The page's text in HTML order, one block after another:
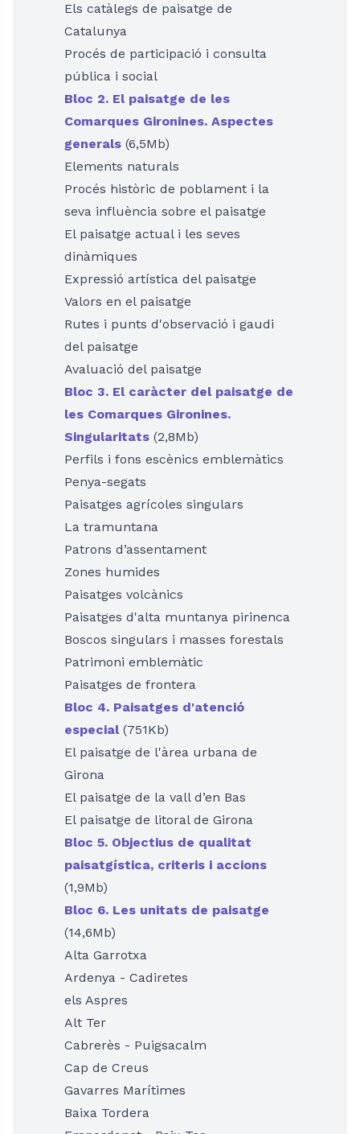
Els catàlegs de paisatge de
Catalunya
Procés de participació i consulta
pública i social
Bloc 2. El paisatge de les
Comarques Gironines. Aspectes
generals (6,5Mb)
Elements naturals
Procés històric de poblament i la
seva influència sobre el paisatge
El paisatge actual i les seves
dinàmiques
Expressió artística del paisatge
Valors en el paisatge
Rutes i punts d'observació i gaudi
del paisatge
Avaluació del paisatge
Bloc 3. El caràcter del paisatge de
les Comarques Gironines.
Singularitats (2,8Mb)
Perfils i fons escènics emblemàtics
Penya-segats
Paisatges agrícoles singulars
La tramuntana
Patrons d’assentament
Zones humides
Paisatges volcànics
Paisatges d'alta muntanya pirinenca
Boscos singulars i masses forestals
Patrimoni emblemàtic
Paisatges de frontera
Bloc 4. Paisatges d'atenció
especial(751Kb)
El paisatge de l'àrea urbana de
Girona
El paisatge de la vall d’en Bas
El paisatge de litoral de Girona
Bloc 5. Objectius de qualitat
paisatgística, criteris i accions
(1,9Mb)
Bloc 6. Les unitats de paisatge
(14,6Mb)
Alta Garrotxa
Ardenya - Cadiretes
els Aspres
Alt Ter
Cabrerès - Puigsacalm
Cap de Creus
Gavarres Marítimes
Baixa Tordera